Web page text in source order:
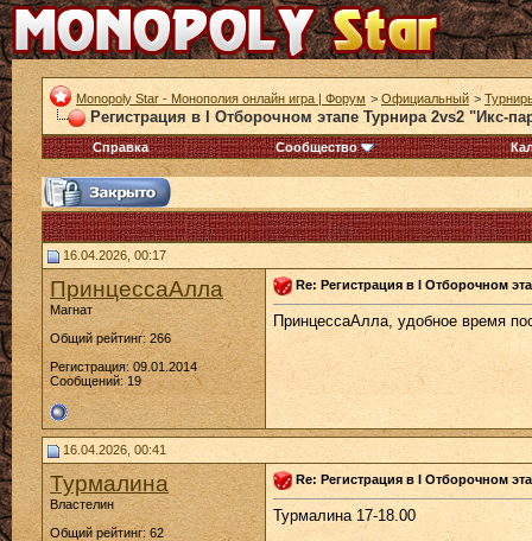
Monopoly Star - Монополия онлайн игра | Форум > Официальный >
Регистрация в I Отборочном этапе Турнира 2vs2 "Икс-
Справка Сообщество
16.04.2026, 00:17
ПринцессаАлла
Магнат
Общий рейтинг: 266
Регистрация: 09.01.2014
Сообщений: 19
Re: Регистрация в I Отборочном
ПринцессаАлла, удобное время
16.04.2026, 00:41
Турмалина
Властелин
Общий рейтинг: 62
Re: Регистрация в I Отборочном
Турмалина 17-18.00